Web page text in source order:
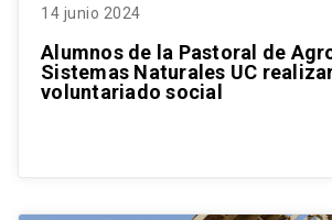
14 junio 2024
Alumnos de la Pastoral de
Sistemas Naturales UC
voluntariado social